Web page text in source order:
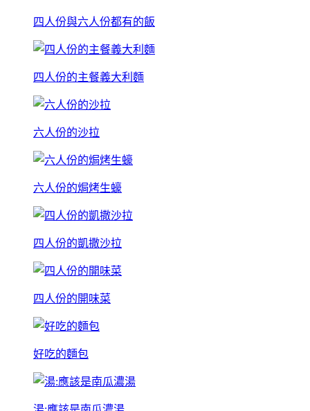
四人份與六人份都有的飯
四人份的主餐義大利麵
六人份的沙拉
六人份的焗烤生蠔
四人份的凱撒沙拉
四人份的開味菜
好吃的麵包